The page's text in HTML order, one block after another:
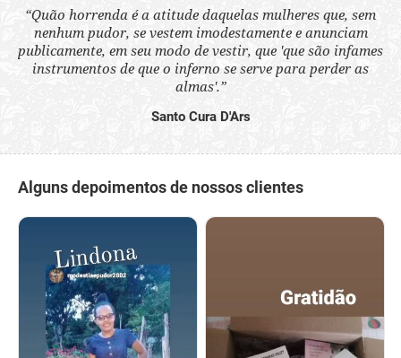
“Quão horrenda é a atitude daquelas mulheres que, sem
nenhum pudor, se vestem imodestamente e anunciam
publicamente, em seu modo de vestir, que 'que são infames
instrumentos de que o inferno se serve para perder as
almas'.”
Santo Cura D'Ars
Alguns depoimentos de nossos clientes